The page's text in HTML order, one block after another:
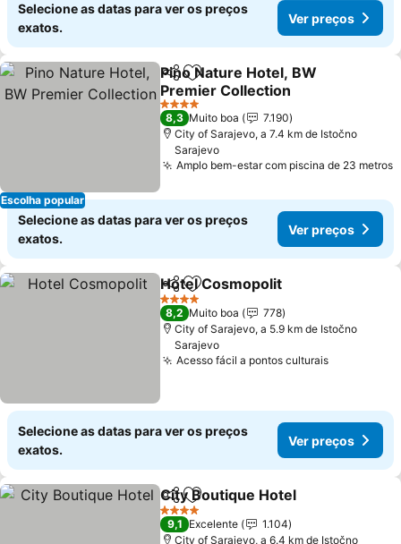
Selecione as datas para ver os preços
exatos.
Ver preços
Escolha popular
PartilharAdicionar aos favoritos
Pino Nature Hotel, BW
Premier Collection
4 Estrelas
8,3 Muito boa
7.190
City of Sarajevo, a 7.4 km de Istočno
Sarajevo
Amplo bem-estar com piscina de 23 metros
Selecione as datas para ver os preços
exatos.
Ver preços
PartilharAdicionar aos favoritos
Hotel Cosmopolit
4 Estrelas
8,2 Muito boa
778
City of Sarajevo, a 5.9 km de Istočno
Sarajevo
Acesso fácil a pontos culturais
Selecione as datas para ver os preços
exatos.
Ver preços
PartilharAdicionar aos favoritos
City Boutique Hotel
4 Estrelas
9,1 Excelente
1.104
City of Sarajevo, a 6.4 km de Istočno